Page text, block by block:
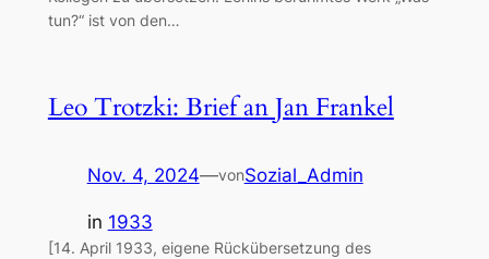
tun?“ ist von den…
Leo Trotzki: Brief an Jan Frankel
Nov. 4, 2024—vonSozial_Admin
in 1933
[14. April 1933, eigene Rückübersetzung des